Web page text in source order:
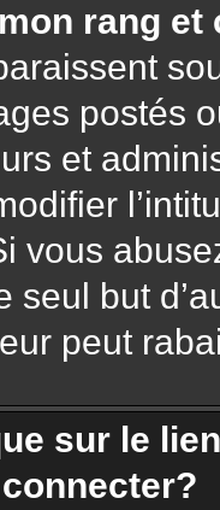
rang
postés
et
vous
seul but
peut
sur le